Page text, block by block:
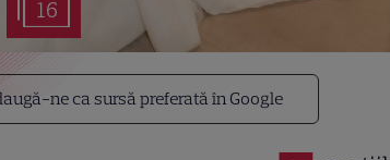
16
ne ca sursă preferată în Google